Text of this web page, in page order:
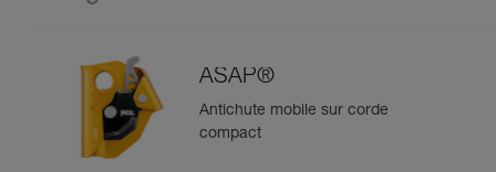
ASAP®
Antichute mobile sur corde
compact